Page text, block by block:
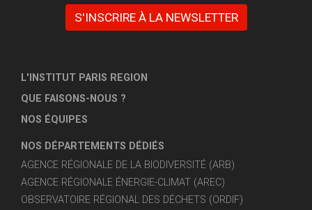
S'INSCRIRE À LA NEWSLETTER
L'INSTITUT PARIS REGION
QUE FAISONS-NOUS ?
NOS ÉQUIPES
NOS DÉPARTEMENTS DÉDIÉS
AGENCE RÉGIONALE DE LA BIODIVERSITÉ (ARB)
AGENCE RÉGIONALE ÉNERGIE-CLIMAT (AREC)
OBSERVATOIRE RÉGIONAL DES DÉCHETS (ORDIF)